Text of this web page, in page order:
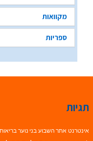
מקוואות
ספריות
תגיות
אינטרנט אתר השבוע בני נוער